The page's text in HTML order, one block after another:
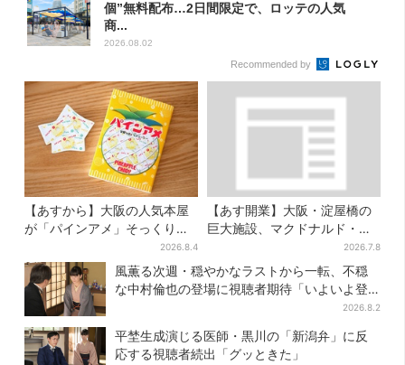
個”無料配布…2日間限定で、ロッテの人気
商...
2026.08.02
Recommended by
【あすから】大阪の人気本屋
が「パインアメ」そっくりの
ブックカバー開発、梅田で先
行販売
2026.8.4
【あす開業】大阪・淀屋橋の
巨大施設、マクドナルド・鶴
丸うどん…グルメ充実！“500
円前後ランチ”も叶う
2026.7.8
風薫る次週・穏やかなラストから一転、不穏
な中村倫也の登場に視聴者期待「いよいよ登
2026.8.2
平埜生成演じる医師・黒川の「新潟弁」に反
応する視聴者続出「グッときた」